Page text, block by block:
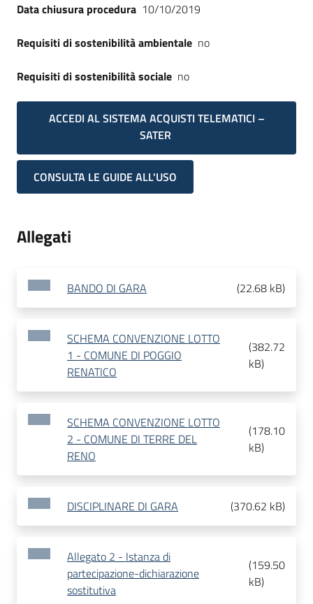
Data chiusura procedura 10/10/2019
Requisiti di sostenibilità ambientale no
Requisiti di sostenibilità sociale no
ACCEDI AL SISTEMA ACQUISTI TELEMATICI –
SATER
CONSULTA LE GUIDE ALL'USO
Allegati
BANDO DI GARA (22.68 kB)
SCHEMA CONVENZIONE LOTTO
1 - COMUNE DI POGGIO
RENATICO
(382.72
kB)
SCHEMA CONVENZIONE LOTTO
2 - COMUNE DI TERRE DEL
RENO
(178.10
kB)
DISCIPLINARE DI GARA (370.62 kB)
Allegato 2 - Istanza di
partecipazione-dichiarazione
sostitutiva
(159.50
kB)